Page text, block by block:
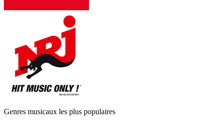
Genres musicaux les plus populaires